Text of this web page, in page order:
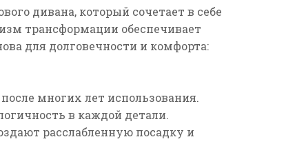
дивана, который сочетает в себе
трансформации обеспечивает
для долговечности и комфорта:
многих лет использования.
в каждой детали.
расслабленную посадку и